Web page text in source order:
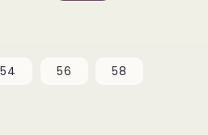
54 56 58